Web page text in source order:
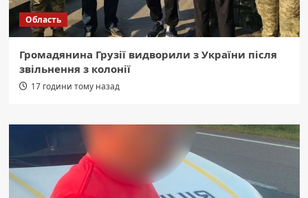
Область
Громадянина Грузії видворили з України після
звільнення з колонії
17 години тому назад